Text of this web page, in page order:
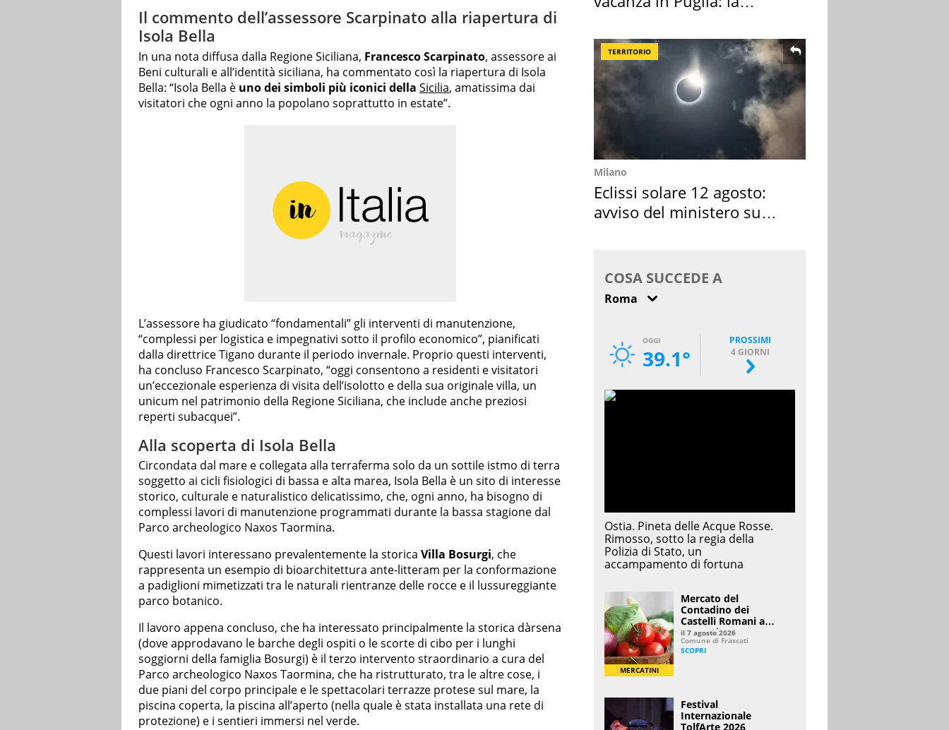
Il commento dell’assessore Scarpinato alla riapertura di
Isola Bella
In una nota diffusa dalla Regione Siciliana, Francesco Scarpinato, assessore ai
Beni culturali e all’identità siciliana, ha commentato così la riapertura di Isola
Bella: “Isola Bella è uno dei simboli più iconici della Sicilia, amatissima dai
visitatori che ogni anno la popolano soprattutto in estate”.
L’assessore ha giudicato “fondamentali” gli interventi di manutenzione,
“complessi per logistica e impegnativi sotto il profilo economico”, pianificati
dalla direttrice Tigano durante il periodo invernale. Proprio questi interventi,
ha concluso Francesco Scarpinato, “oggi consentono a residenti e visitatori
un’eccezionale esperienza di visita dell’isolotto e della sua originale villa, un
unicum nel patrimonio della Regione Siciliana, che include anche preziosi
reperti subacquei”.
Alla scoperta di Isola Bella
Circondata dal mare e collegata alla terraferma solo da un sottile istmo di terra
soggetto ai cicli fisiologici di bassa e alta marea, Isola Bella è un sito di interesse
storico, culturale e naturalistico delicatissimo, che, ogni anno, ha bisogno di
complessi lavori di manutenzione programmati durante la bassa stagione dal
Parco archeologico Naxos Taormina.
Questi lavori interessano prevalentemente la storica Villa Bosurgi, che
rappresenta un esempio di bioarchitettura ante-litteram per la conformazione
a padiglioni mimetizzati tra le naturali rientranze delle rocce e il lussureggiante
parco botanico.
Il lavoro appena concluso, che ha interessato principalmente la storica dàrsena
(dove approdavano le barche degli ospiti o le scorte di cibo per i lunghi
soggiorni della famiglia Bosurgi) è il terzo intervento straordinario a cura del
Parco archeologico Naxos Taormina, che ha ristrutturato, tra le altre cose, i
due piani del corpo principale e le spettacolari terrazze protese sul mare, la
piscina coperta, la piscina all’aperto (nella quale è stata installata una rete di
protezione) e i sentieri immersi nel verde.
TERRITORIO
Milano
Eclissi solare 12 agosto:
avviso del ministero su